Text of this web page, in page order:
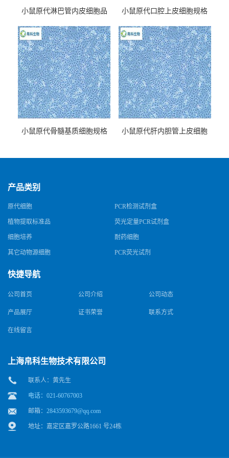
小鼠原代淋巴管内皮细胞品
小鼠原代口腔上皮细胞规格
小鼠原代骨髓基质细胞规格
小鼠原代肝内胆管上皮细胞
产品类别
原代细胞 PCR检测试剂盒
植物提取标准品 荧光定量PCR试剂盒
细胞培养 耐药细胞
其它动物源细胞 PCR荧光试剂
快捷导航
公司首页 公司介绍 公司动态
产品展厅 证书荣誉 联系方式
在线留言
上海帛科生物技术有限公司
联系人：黄先生
电话：021-60767003
邮箱： 2843593679@qq.com
地址：嘉定区嘉罗公路1661 号24栋